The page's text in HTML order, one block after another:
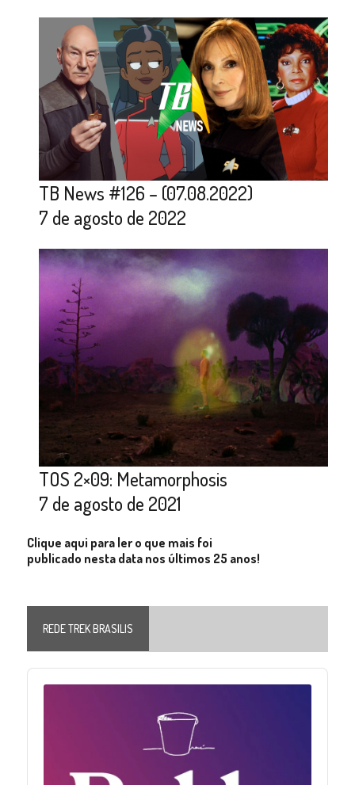
TB News #126 – (07.08.2022)
7 de agosto de 2022
TOS 2×09: Metamorphosis
7 de agosto de 2021
Clique aqui para ler o que mais foi
publicado nesta data nos últimos 25 anos!
REDE TREK BRASILIS
Audio
Player